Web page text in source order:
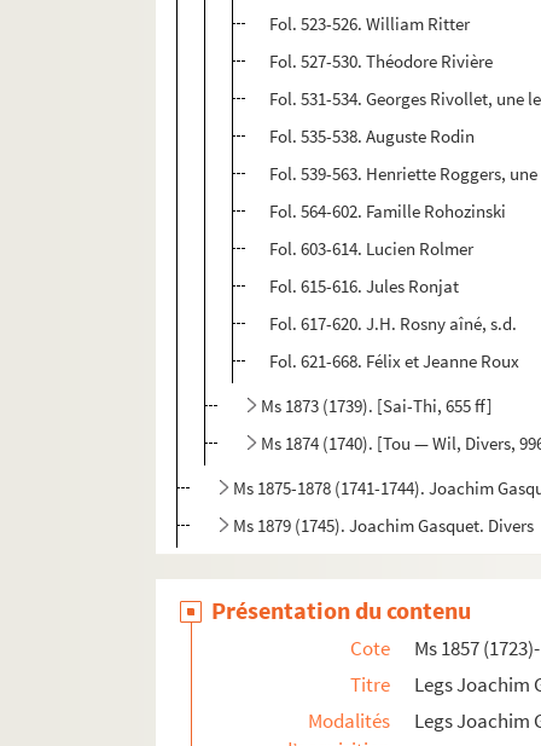
Fol. 523-526. William Ritter
Fol. 527-530. Théodore Rivière
Fol. 531-534. Georges Rivollet, une
Fol. 535-538. Auguste Rodin
Fol. 539-563. Henriette Roggers,
Fol. 564-602. Famille Rohozinski
Fol. 603-614. Lucien Rolmer
Fol. 615-616. Jules Ronjat
Fol. 617-620. J.H. Rosny aîné, s.d.
Fol. 621-668. Félix et Jeanne Roux
Ms 1873 (1739). [Sai-Thi, 655 ff]
Ms 1874 (1740). [Tou — Wil, Divers,
Ms 1875-1878 (1741-1744). Joachim
Ms 1879 (1745). Joachim Gasquet. Divers
Ms 1881 (1747). « Recueil de chansons
Ms 1882 (1748). « Lettres à Édouard sur les
Ms 1882 (1748 bis). « Chants des catacombes
Ms 1883 (Rés. ms 60). Manuscrits
Présentation du contenu
Cote
Ms 1857
Titre
Legs Joachim
Modalités
Legs Joachim